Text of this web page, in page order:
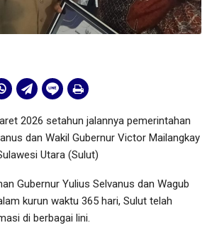
2026 setahun jalannya pemerintahan
dan Wakil Gubernur Victor Mailangkay
Utara (Sulut)
Gubernur Yulius Selvanus dan Wagub
kurun waktu 365 hari, Sulut telah
di berbagai lini.